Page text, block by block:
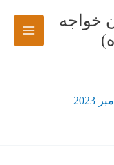
خواجه